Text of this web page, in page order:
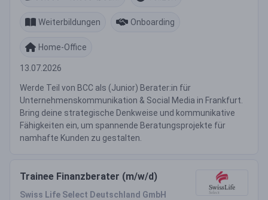
Weiterbildungen Onboarding
Home-Office
13.07.2026
Werde Teil von BCC als (Junior) Berater:in für
Unternehmenskommunikation & Social Media in Frankfurt.
Bring deine strategische Denkweise und kommunikative
Fähigkeiten ein, um spannende Beratungsprojekte für
namhafte Kunden zu gestalten.
Trainee Finanzberater (m/w/d)
Swiss Life Select Deutschland GmbH